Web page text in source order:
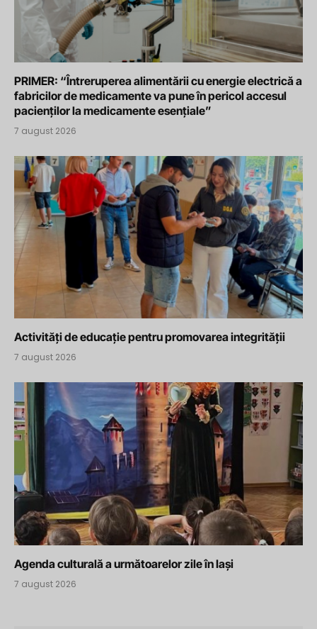
PRIMER: “Întreruperea alimentării cu energie electrică a
fabricilor de medicamente va pune în pericol accesul
pacienților la medicamente esențiale”
7 august 2026
Activități de educație pentru promovarea integrității
7 august 2026
Agenda culturală a următoarelor zile în Iași
7 august 2026